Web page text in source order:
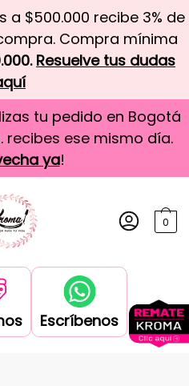
a $500.000 recibe 3% de
Compra mínima
Resuelve tus dudas
tu pedido en Bogotá
recibes ese mismo día.
ya!
0
Escríbenos